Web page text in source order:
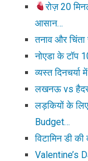
रोज़ 20
आसान…
तनाव और
नोएडा के टॉप
व्यस्त
लखनऊ vs
लड़कियों के
Budget…
विटामिन डी
Valentine’s